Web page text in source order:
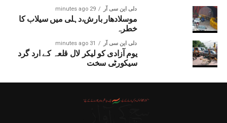
دلی این سی آر 29 minutes ago
موسلادھار بارش،دہلی میں سیلاب کا
خطرہ
دلی این سی آر 31 minutes ago
یوم آزادی کو لیکر لال قلعہ کے ارد گرد
سیکورٹی سخت